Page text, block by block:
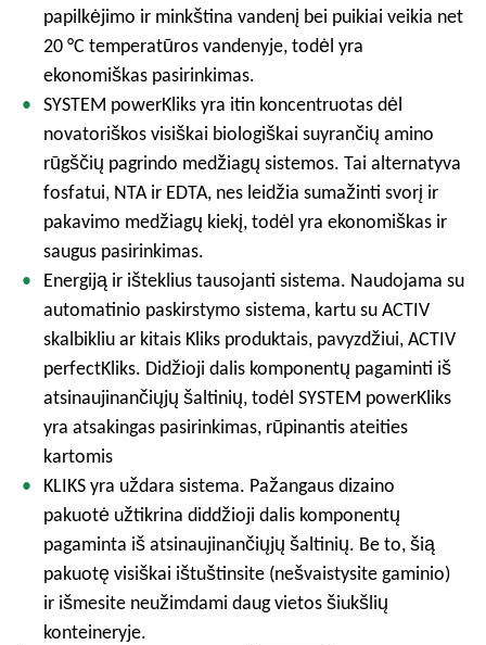
papilkėjimo ir minkština vandenį bei puikiai veikia net
20 °C temperatūros vandenyje, todėl yra
ekonomiškas pasirinkimas.
SYSTEM powerKliks yra itin koncentruotas dėl
novatoriškos visiškai biologiškai suyrančių amino
rūgščių pagrindo medžiagų sistemos. Tai alternatyva
fosfatui, NTA ir EDTA, nes leidžia sumažinti svorį ir
pakavimo medžiagų kiekį, todėl yra ekonomiškas ir
saugus pasirinkimas.
Energiją ir išteklius tausojanti sistema. Naudojama su
automatinio paskirstymo sistema, kartu su ACTIV
skalbikliu ar kitais Kliks produktais, pavyzdžiui, ACTIV
perfectKliks. Didžioji dalis komponentų pagaminti iš
atsinaujinančiųjų šaltinių, todėl SYSTEM powerKliks
yra atsakingas pasirinkimas, rūpinantis ateities
kartomis
KLIKS yra uždara sistema. Pažangaus dizaino
pakuotė užtikrina diddžioji dalis komponentų
pagaminta iš atsinaujinančiųjų šaltinių. Be to, šią
pakuotę visiškai ištuštinsite (nešvaistysite gaminio)
ir išmesite neužimdami daug vietos šiukšlių
konteineryje.